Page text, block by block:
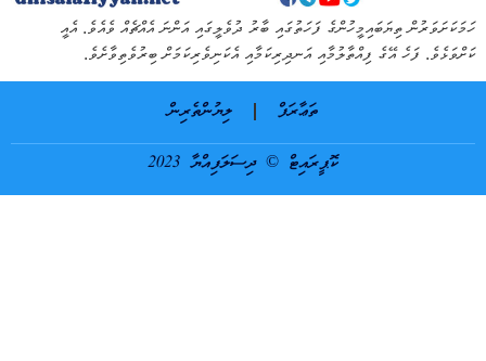
ހަމަކަށަވަރުން ތިޔަބައިމީހުންގެ ފަހަތުގައި ބާރު ދުވެލީގައި އަންނަ އެއްޗެއް ވެއެވެ. އެއީ
ކަށްވަޅެވެ. ފަހެ އޭގެ ފިއްތާލުމާއި އަނދިރިކަމާއި އެކަނިވެރިކަމަށް ބިރުވެތިވާށެވެ.
ތަޢާރަފް
ލިޔުންތެރިން
ކޮޕީރައިޓް © ދިސަލަފިއްޔާ 2023